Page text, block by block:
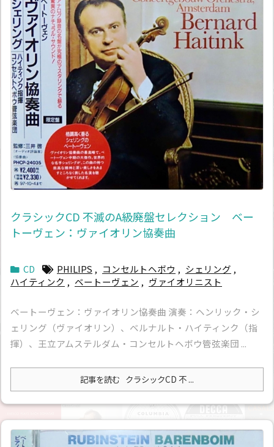
クラシックCD 不滅のA級廃盤セレクション ベー
トーヴェン：ヴァイオリン協奏曲
CD PHILIPS , コンセルトヘボウ , シェリング ,
ハイティンク , ベートーヴェン , ヴァイオリニスト
ベートーヴェン：ヴァイオリン協奏曲 演奏：ヘンリック・シ
ェリング（ヴァイオリン）、ベルナルト・ハイティンク（指
揮）、王立アムステルダム・コンセルトヘボウ管弦楽団 ...
記事を読む クラシックCD 不 ...